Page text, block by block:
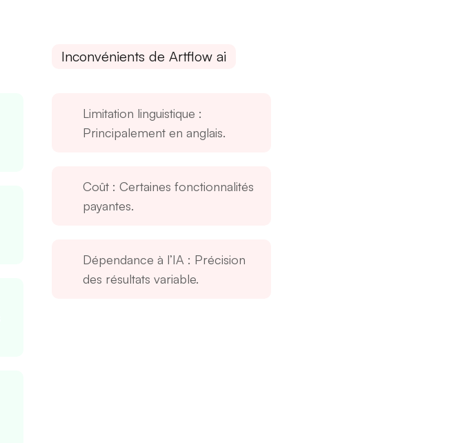
Inconvénients de Artflow ai
Limitation linguistique :
Principalement en anglais.
Coût: Certaines fonctionnalités
payantes.
Dépendance à l’IA : Précision
des résultats variable.